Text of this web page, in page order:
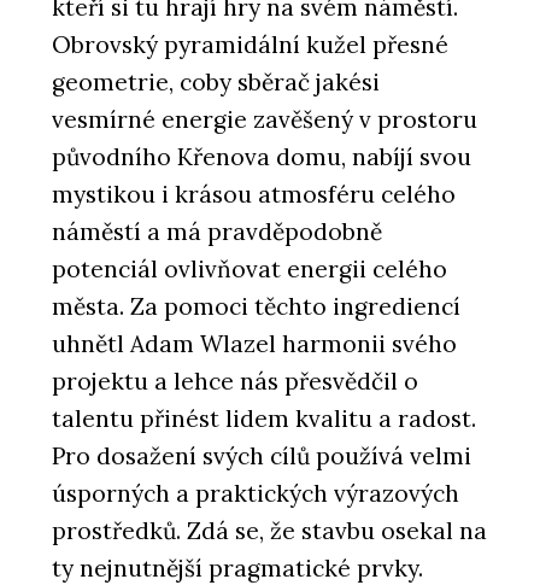
kteří si tu hrají hry na svém náměstí.
Obrovský pyramidální kužel přesné
geometrie, coby sběrač jakési
vesmírné energie zavěšený v prostoru
původního Křenova domu, nabíjí svou
mystikou i krásou atmosféru celého
náměstí a má pravděpodobně
potenciál ovlivňovat energii celého
města. Za pomoci těchto ingrediencí
uhnětl Adam Wlazel harmonii svého
projektu a lehce nás přesvědčil o
talentu přinést lidem kvalitu a radost.
Pro dosažení svých cílů používá velmi
úsporných a praktických výrazových
prostředků. Zdá se, že stavbu osekal na
ty nejnutnější pragmatické prvky.